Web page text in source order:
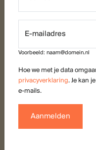
076 – 5 24 24 00
echter geen rechten
impressies en dergelijke.